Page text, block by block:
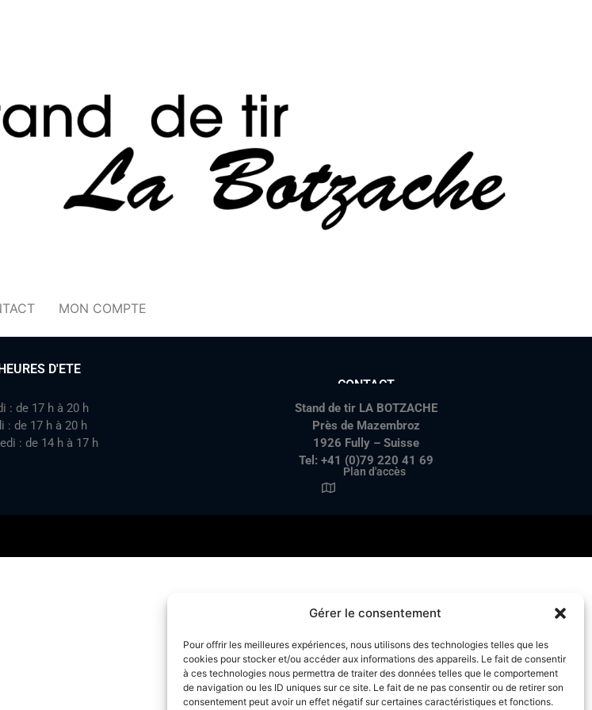
Gérer le consentement
Pour offrir les meilleures expériences, nous utilisons des technologies telles que les
cookies pour stocker et/ou accéder aux informations des appareils. Le fait de consentir
à ces technologies nous permettra de traiter des données telles que le comportement
de navigation ou les ID uniques sur ce site. Le fait de ne pas consentir ou de retirer son
consentement peut avoir un effet négatif sur certaines caractéristiques et fonctions.
MON COMPTE
D'ETE
CONTACT
: de 17 h à 20 h
: de 17 h à 20 h
: de 14 h à 17 h
Stand de tir LA BOTZACHE
Près de Mazembroz
1926 Fully – Suisse
Tel: +41 (0)79 220 41 69
Plan d'accès